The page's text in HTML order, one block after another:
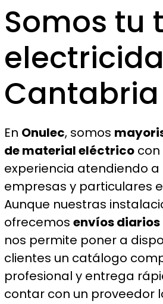
Somos tu
Cantabria
En Onulec, somos
de material eléctrico con
experiencia atendiendo
empresas y particulares
Aunque nuestras
ofrecemos envíos
nos permite poner a
clientes un catálogo
profesional y entrega
contar con un proveedor